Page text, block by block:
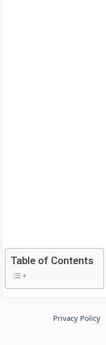
Table of Contents
Privacy Policy